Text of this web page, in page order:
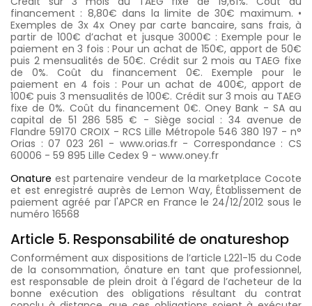
financement : 8,80€ dans la limite de 30€ maximum. •
Exemples de 3x 4x Oney par carte bancaire, sans frais, à
partir de 100€ d’achat et jusque 3000€ : Exemple pour le
paiement en 3 fois : Pour un achat de 150€, apport de 50€
puis 2 mensualités de 50€. Crédit sur 2 mois au TAEG fixe
de 0%. Coût du financement 0€. Exemple pour le
paiement en 4 fois : Pour un achat de 400€, apport de
100€ puis 3 mensualités de 100€. Crédit sur 3 mois au TAEG
fixe de 0%. Coût du financement 0€. Oney Bank - SA au
capital de 51 286 585 € - Siège social : 34 avenue de
Flandre 59170 CROIX - RCS Lille Métropole 546 380 197 - n°
Orias : 07 023 261 - www.orias.fr - Correspondance : CS
60006 - 59 895 Lille Cedex 9 - www.oney.fr
Onature est partenaire vendeur de la marketplace Cocote
et est enregistré auprès de Lemon Way, Établissement de
paiement agréé par l'APCR en France le 24/12/2012 sous le
numéro 16568
Article 5. Responsabilité de onatureshop
Conformément aux dispositions de l’article L221-15 du Code
de la consommation, ônature en tant que professionnel,
est responsable de plein droit à l'égard de l’acheteur de la
bonne exécution des obligations résultant du contrat